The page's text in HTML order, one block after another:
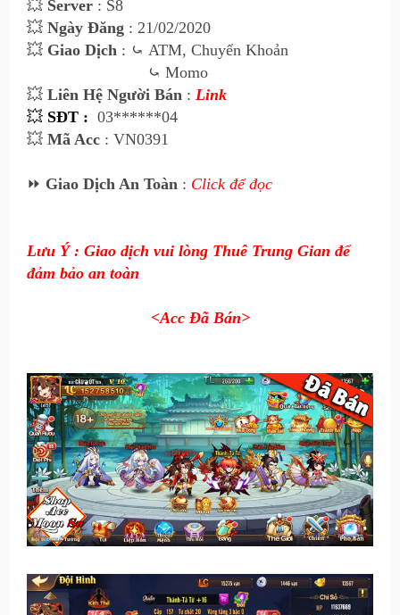
💥 Server : S8
💥 Ngày Đăng : 21/02/2020
💥 Giao Dịch : ⤿ ATM, Chuyển Khoản
⤿ Momo
💥 Liên Hệ Người Bán : Link
💥 SĐT : 03******04
💥 Mã Acc : VN0391
⏩ Giao Dịch An Toàn : Click để đọc
Lưu Ý : Giao dịch vui lòng Thuê Trung Gian để
đảm bảo an toàn
<Acc Đã Bán>